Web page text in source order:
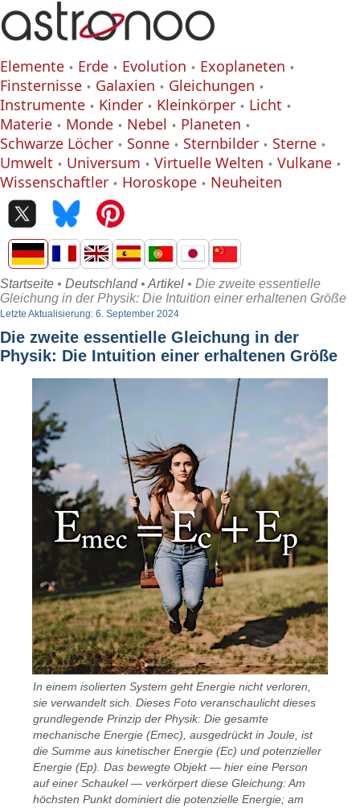
Elemente Erde Evolution
Exoplaneten
Finsternisse
Galaxien
Gleichungen
Instrumente
Kinder Kleinkörper
Licht
Materie
Monde Nebel
Planeten
Schwarze Löcher
Sonne Sternbilder
Sterne
Umwelt
Universum Virtuelle Welten
Vulkane
Wissenschaftler
Horoskope Neuheiten
Startseite • Deutschland• Artikel • Die zweite essentielle
Gleichung in der Physik: Die Intuition einer erhaltenen Größe
Letzte Aktualisierung: 6. September 2024
Die zweite essentielle Gleichung in der
Physik: Die Intuition einer erhaltenen Größe
In einem isolierten System geht Energie nicht verloren,
sie verwandelt sich. Dieses Foto veranschaulicht dieses
grundlegende Prinzip der Physik: Die gesamte
mechanische Energie (Emec), ausgedrückt in Joule, ist
die Summe aus kinetischer Energie (Ec) und potenzieller
Energie (Ep). Das bewegte Objekt — hier eine Person
auf einer Schaukel — verkörpert diese Gleichung: Am
höchsten Punkt dominiert die potenzielle Energie; am